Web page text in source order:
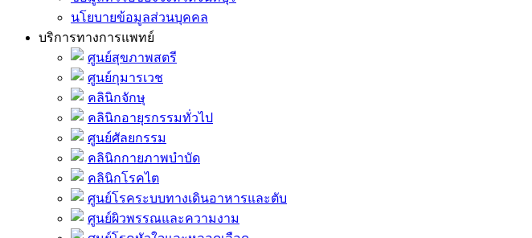
นโยบายข้อมูลส่วนบุคคล
บริการทางการแพทย์
ศูนย์สุขภาพสตรี
ศูนย์กุมารเวช
คลินิกจักษุ
คลินิกอายุรกรรมทั่วไป
ศูนย์ศัลยกรรม
คลินิกกายภาพบำบัด
คลินิกโรคไต
ศูนย์โรคระบบทางเดินอาหารและตับ
ศูนย์ผิวพรรณและความงาม